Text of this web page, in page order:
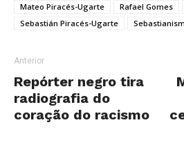
Mateo Piracés-Ugarte
Rafael Gomes
Sebastián Piracés-Ugarte
Anterior
Repórter negro tira
radiografia do
coração do racismo